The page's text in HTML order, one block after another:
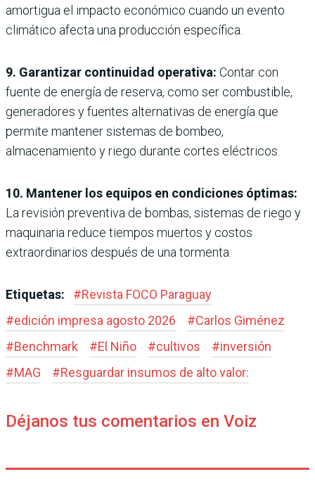
amortigua el impacto económico cuando un evento
climático afecta una producción específica.
9. Garantizar continuidad operativa: Contar con
fuente de energía de reserva, como ser combustible,
generadores y fuentes alternativas de energía que
permite mantener sistemas de bombeo,
almacenamiento y riego durante cortes eléctricos.
10. Mantener los equipos en condiciones óptimas:
La revisión preventiva de bombas, sistemas de riego y
maquinaria reduce tiempos muertos y costos
extraordinarios después de una tormenta.
Etiquetas: #Revista FOCO Paraguay
#edición impresa agosto 2026 #Carlos Giménez
#Benchmark #El Niño #cultivos #inversión
#MAG #Resguardar insumos de alto valor:
Déjanos tus comentarios en Voiz